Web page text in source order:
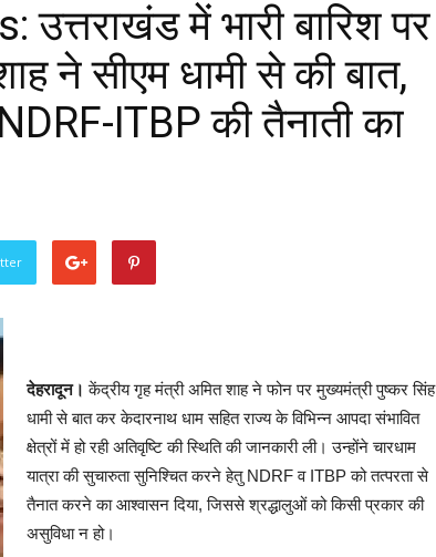
में भारी बारिश पर
ने सीएम धामी से की बात,
ITBP की तैनाती का
देहरादून। केंद्रीय गृह मंत्री अमित शाह ने फोन पर मुख्यमंत्री पुष्कर सिंह
धामी से बात कर केदारनाथ धाम सहित राज्य के विभिन्न आपदा संभावित
क्षेत्रों में हो रही अतिवृष्टि की स्थिति की जानकारी ली। उन्होंने चारधाम
यात्रा की सुचारुता सुनिश्चित करने हेतु NDRF व ITBP को तत्परता से
तैनात करने का आश्वासन दिया, जिससे श्रद्धालुओं को किसी प्रकार की
असुविधा न हो।